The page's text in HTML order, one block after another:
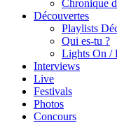
Chronique
Découvertes
Playlists
Qui es-tu ?
Lights On /
Interviews
Live
Festivals
Photos
Concours